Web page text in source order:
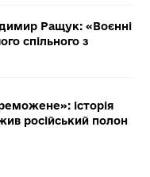
Ращук: «Воєнні
спільного з
історія
російський полон